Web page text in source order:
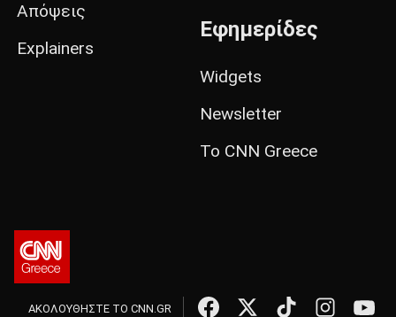
Απόψεις
Explainers
Εφημερίδες
Widgets
Newsletter
Το CNN Greece
ΑΚΟΛΟΥΘΗΣΤΕ ΤΟ CNN.GR